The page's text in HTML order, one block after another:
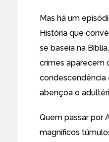
Mas há um
História que
se baseia na
crimes aparecem
condescendência
abençoa o
Quem passar por
magníficos